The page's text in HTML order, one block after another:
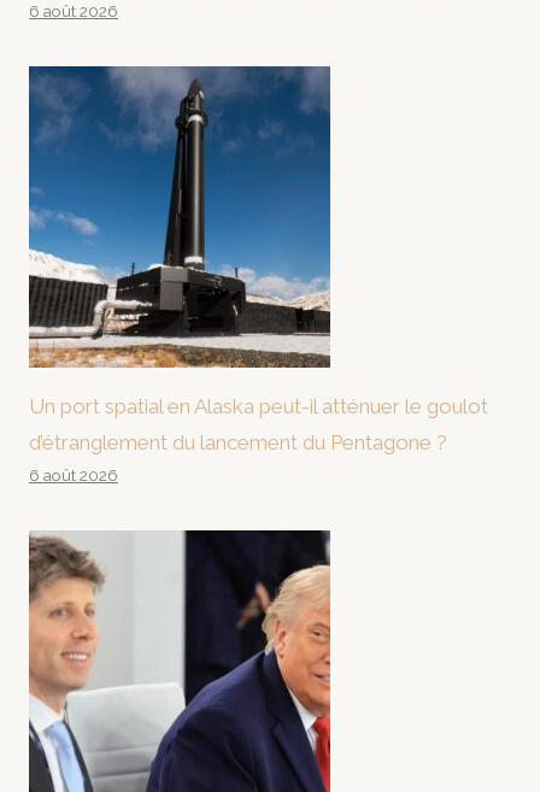
6 août 2026
Un port spatial en Alaska peut-il atténuer le goulot
d’étranglement du lancement du Pentagone ?
6 août 2026